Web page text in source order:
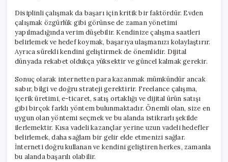
Disiplinli çalışmak da başarı için kritik bir faktördür. Evden
çalışmak özgürlük gibi görünse de zaman yönetimi
yapılmadığında verim düşebilir. Kendinize çalışma saatleri
belirlemek ve hedef koymak, başarıya ulaşmanızı kolaylaştırır.
Ayrıca sürekli kendini geliştirmek de önemlidir. Dijital
dünyada rekabet oldukça yüksektir ve güncel kalmak gerekir.
Sonuç olarak internetten para kazanmak mümkündür ancak
sabır, bilgi ve doğru strateji gerektirir. Freelance çalışma,
içerik üretimi, e-ticaret, satış ortaklığı ve dijital ürün satışı
gibi birçok farklı yöntem bulunmaktadır. Önemli olan, size en
uygun olan yöntemi seçmek ve bu alanda istikrarlı şekilde
ilerlemektir. Kısa vadeli kazançlar yerine uzun vadeli hedefler
belirlemek, daha sağlam bir gelir elde etmenizi sağlar.
İnterneti doğru kullanan ve kendini geliştiren herkes, zamanla
bu alanda başarılı olabilir.